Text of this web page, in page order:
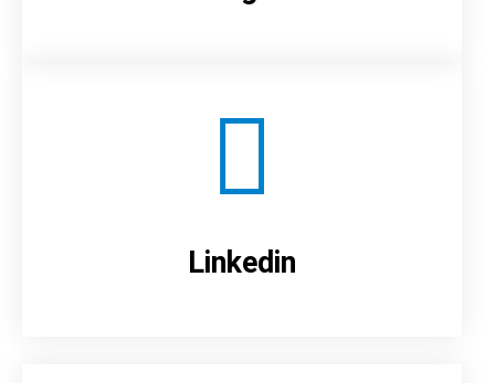
Linkedin